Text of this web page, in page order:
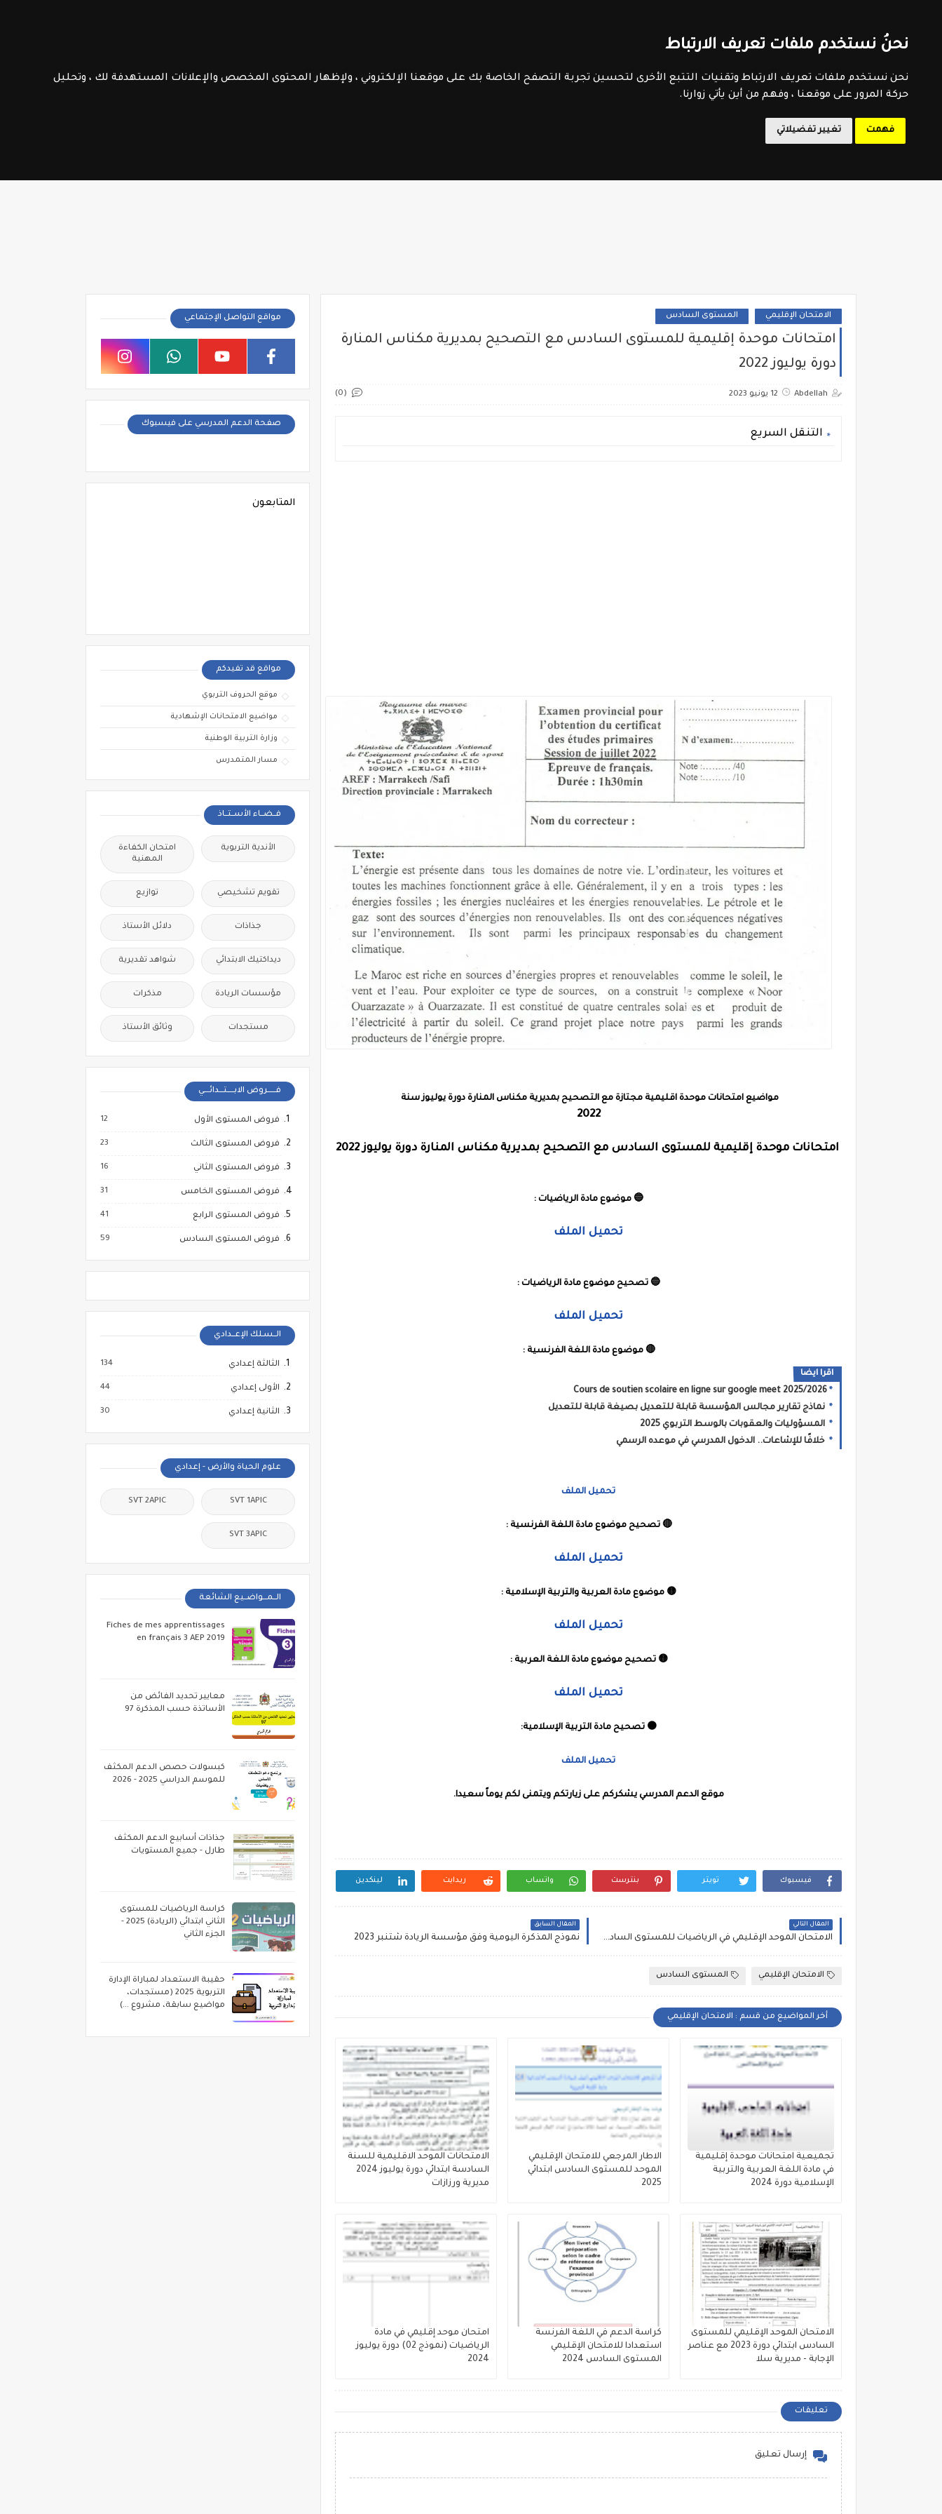
نحنُ نستخدم ملفات تعريف الارتباط
نحن نستخدم ملفات تعريف الارتباط وتقنيات التتبع الأخرى لتحسين تجربة التصفح الخاصة بك على موقعنا الإلكتروني ، ولإظهار المحتوى المخصص والإعلانات المستهدفة لك ، وتحليل
حركة المرور على موقعنا ، وفهم من أين يأتي زوارنا.
فهمت تغيير تفضيلاتي
الامتحان الإقليمي المستوى السادس
امتحانات موحدة إقليمية للمستوى السادس مع التصحيح بمديرية مكناس المنارة
دورة يوليوز 2022
Abdellah 12 يونيو 2023 (0)
التنقل السريع
مواضيع امتحانات موحدة اقليمية مجتازة مع التصحيح بمديرية مكناس المنارة دورة يوليوز سنة
2022
امتحانات موحدة إقليمية للمستوى السادس مع التصحيح بمديرية مكناس المنارة دورة يوليوز 2022
🔵 موضوع مادة الرياضيات :
تحميل الملف
🔵 تصحيح موضوع مادة الرياضيات :
تحميل الملف
🔴 موضوع مادة اللغة الفرنسية :
اقرا ايضا
Cours de soutien scolaire en ligne sur google meet 2025/2026
نماذج تقارير مجالس المؤسسة قابلة للتعديل بصيغة قابلة للتعديل
المسؤوليات والعقوبات بالوسط التربوي 2025
خلافًا للإشاعات.. الدخول المدرسي في موعده الرسمي
تحميل الملف
🔴 تصحيح موضوع مادة اللغة الفرنسية :
تحميل الملف
🟡 موضوع مادة العربية والتربية الإسلامية :
تحميل الملف
🟡 تصحيح موضوع مادة اللغة العربية :
تحميل الملف
🟠 تصحيح مادة التربية الإسلامية:
تحميل الملف
موقع الدعم المدرسي يشكركم على زيارتكم ويتمنى لكم يوماً سعيدا.
فيسبوك تويتر بنترست واتساب ريدايت لينكدين
المقال التالي
الامتحان الموحد الإقليمي في الرياضيات للمستوى السادس ابتدائي دورة 2022 مديرية الحي الحسني
المقال السابق
نموذج المذكرة اليومية وفق مؤسسة الريادة شتنبر 2023
الامتحان الإقليمي المستوى السادس
أخر المواضيع من قسم : الامتحان الإقليمي
تجميعية امتحانات موحدة إقليمية
في مادة اللغة العربية والتربية
الإسلامية دورة 2024
الاطار المرجعي للامتحان الإقليمي
الموحد للمستوى السادس ابتدائي
2025
الامتحانات الموحد الاقليمية للسنة
السادسة ابتدائي دورة يوليوز 2024
مديرية ورزازات
الامتحان الموحد الإقليمي للمستوى
السادس ابتدائي دورة 2023 مع عناصر
الإجابة - مديرية سلا
كراسة الدعم في اللغة الفرنسة
استعدادا للامتحان الإقليمي
المستوى السادس 2024
امتحان موحد إقليمي في مادة
الرياضيات (نموذج 02) دورة يوليوز
2024
تعليقات
إرسال تعليق
مواقع التواصل الإجتماعي
صفحة الدعم المدرسي على فيسبوك
المتابعون
مواقع قد تفيدكم
موقع الحروف التربوي
مواضيع الامتحانات الإشهادية
وزارة التربية الوطنية
مسار المتمدرس
فــضــاء الأســتــاذ
الأندية التربوية
امتحان الكفاءة
المهنية
تقويم تشخيصي توازيع
جذاذات دلائل الأستاذ
ديداكتيك الابتدائي شواهد تقديرية
مؤسسات الريادة مذكرات
مستجدات وثائق الأستاذ
فــــــروض الابـــــتـــدائــــي
فروض المستوى الأول 12
فروض المستوى الثالث 23
فروض المستوى الثاني 16
فروض المستوى الخامس 31
فروض المستوى الرابع 41
فروض المستوى السادس 59
الــسـلك الإعــدادي
الثالثة إعدادي 134
الأولى إعدادي 44
الثانية إعدادي 30
علوم الحياة والأرض - إعدادي
SVT 1APIC
SVT 2APIC
SVT 3APIC
الــمـــواضــيع الشائعة
Fiches de mes apprentissages
en français 3 AEP 2019
معايير تحديد الفائض من
الأساتذة حسب المذكرة 97
كبسولات حصص الدعم المكثف
للموسم الدراسي 2025 - 2026
جذاذات أسابيع الدعم المكثف
طارل - جميع المستويات
كراسة الرياضيات للمستوى
الثاني ابتدائي (الريادة) 2025 -
الجزء الثاني
حقيبة الاستعداد لمباراة الإدارة
التربوية 2025 (مستجدات،
مواضيع سابقة، مشروع ...)